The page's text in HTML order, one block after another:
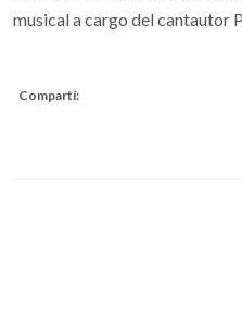
musical a cargo del cantautor
Compartí: